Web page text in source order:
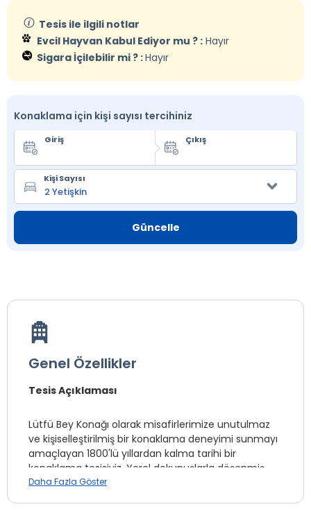
Tesis ile ilgili notlar
Evcil Hayvan Kabul Ediyor mu ? : Hayır
Sigara İçilebilir mi ? :Hayır
Konaklama için kişi sayısı tercihiniz
Giriş Çıkış
Kişi Sayısı
Güncelle
Genel Özellikler
Tesis Açıklaması
Lütfü Bey Konağı olarak misafirlerimize unutulmaz
ve kişiselleştirilmiş bir konaklama deneyimi sunmayı
amaçlayan 1800'lü yıllardan kalma tarihi bir
konaklama tesisiyiz. Yerel dokunuşlarla döşenmiş
odalarımızda, konfor ve şıklığı bir araya getiriyoruz.
Daha Fazla Göster